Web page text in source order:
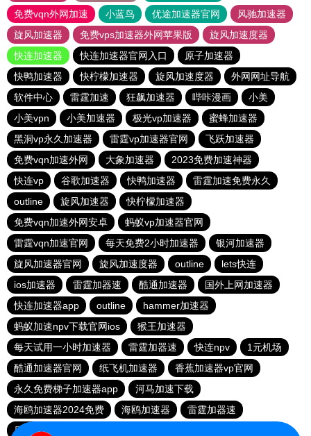
免费vqn外网加速
小蓝鸟 优途加速器官网
风驰加速器
旋风加速器
免费vps加速器外网苹果版
旋风加速度器
快连加速器
快连加速器官网入口
原子加速器
快鸭加速器
快柠檬加速器 旋风加速度器
外网网址导航
软件中心
雷霆加速 狂飙加速器 哔咔漫画
小美
小美vpn
小美加速器 极光vp加速器
蜜蜂加速器
黑洞vp永久加速器
雷霆vp加速器官网
飞跃加速器
免费vqn加速外网
大象加速器
2023免费加速神器
快连vp
谷歌加速器 快鸭加速器
雷霆加速免费永久
outline
旋风加速器
快柠檬加速器
免费vqn加速外网安卓
蚂蚁vp加速器官网
雷霆vqn加速官网
每天免费2小时加速器
银河加速器
旋风加速器官网
旋风加速度器 outline
lets快连
ios加速器
雷霆加器速 酷通加速器
国外上网加速器
快连加速器app
outline
hammer加速器
蚂蚁加速npv下载官网ios
猴王加速器
每天试用一小时加速器
雷霆加器速 快连npv
1元机场
酷通加速器官网
纸飞机加速器
香蕉加速器vp官网
永久免费梯子加速器app
河马加速下载
海鸥加速器2024免费
海鸥加速器
雷霆加器速
原子加速器